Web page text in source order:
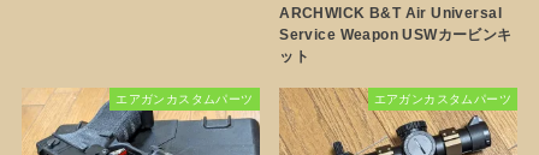
ARCHWICK B&T Air Universal
Service Weapon USWカービンキ
ット
エアガンカスタムパーツ エアガンカスタムパーツ